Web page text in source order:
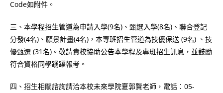
Code如附件。
三、本學程招生管道為申請入學(9名)、甄選入學(8名)、聯合登記
分發(4名)、願景計畫(4名)，本專班招生管道為技優保送 (9名) 、技
優甄選 (31名)。敬請貴校協助公告本學程及專班招生訊息，並鼓勵
符合資格同學踴躍報考。
四、招生相關諮詢請洽本校未來學院夏郭賢老師，電話：05-